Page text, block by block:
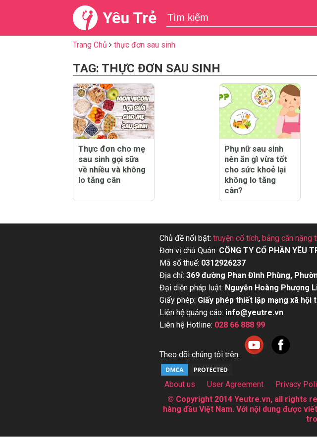
Yêu Trẻ
Trang Chủ thực đơn sau sinh
TAG: THỰC ĐƠN SAU SINH
Thực đơn cho mẹ
sau sinh gọi sữa
về nhiều và không
lo tăng cân
Phụ nữ sau sinh
nên ăn gì vừa tốt
cho sức khoẻ lại
không lo tăng
cân?
Chủ đề nổi bật: truyện cổ tích, bảng cân nặng
Đơn vị chủ Quản: CÔNG TY CỔ PHẦN YÊU
Mã số thuế: 0312926237
Địa chỉ: 369 đường Phan Đình Phùng,
Đại diện pháp luật: Nguyễn Hoàng Phượng
Giấy phép: Giấy phép thiết lập mạng xã hội
Liên hệ quảng cáo: info@yeutre.vn
Liên hệ Hotline: 028 66 888 99
Theo dõi chúng tôi trên:
About us User Agreement Privacy
© Copyright 2014 Yeutre.vn, all rights
hàng đầu Việt Nam. Với nội dung được